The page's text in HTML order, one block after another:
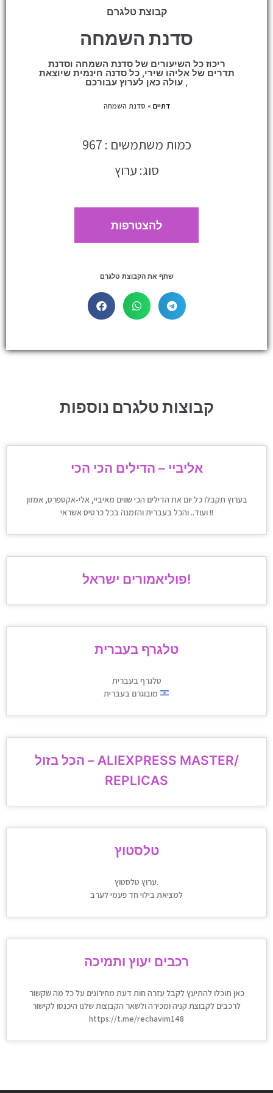
קבוצת טלגרם
סדנת השמחה
ריכוז כל השיעורים של סדנת השמחה וסדנת
תדרים של אליהו שירי, כל סדנה חינמית שיוצאת
, עולה כאן לערוץ עבורכם
דתיים » סדנת השמחה
כמות משתמשים : 967
סוג: ערוץ
להצטרפות
שתף את הקבוצת טלגרם
קבוצות טלגרם נוספות
אליביי – הדילים הכי הכי
בערוץ תקבלו כל יום את הדילים הכי שווים מאיביי, אלי-אקספרס, אמזון
ועוד.. והכל בעברית והזמנה בכל כרטיס אשראי !!
פוליאמורים ישראל!
טלגרף בעברית
טלגרף בעברית
הכל בזול – ALIEXPRESS MASTER/
REPLICAS
טלסטוץ
ערוץ טלסטוץ.
למציאת בילוי חד פעמי לערב
רכבים יעוץ ותמיכה
כאן תוכלו להתיעץ לקבל עזרה חות דעת מחירונים על כל מה שקשור
לרכבים לקבוצת קניה ומכירה ולשאר הקבוצות שלנו היכנסו לקישור
https://t.me/rechavim148